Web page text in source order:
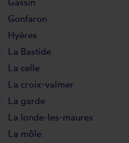
Gonfaron
Hyères
La Bastide
La celle
La croix-valmer
La garde
La londe-les-maures
La môle